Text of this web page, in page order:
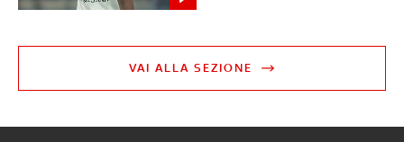
VAI ALLA SEZIONE